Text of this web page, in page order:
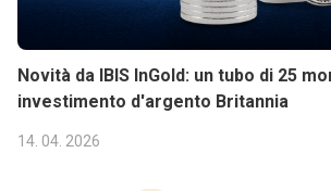
Novità da IBIS InGold: un tubo di 25
investimento d'argento Britannia
14. 04. 2026